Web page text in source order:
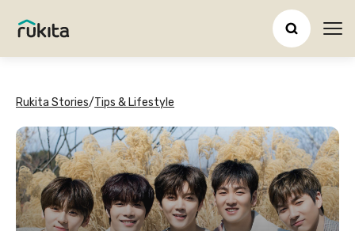
Rukita Stories/Tips & Lifestyle